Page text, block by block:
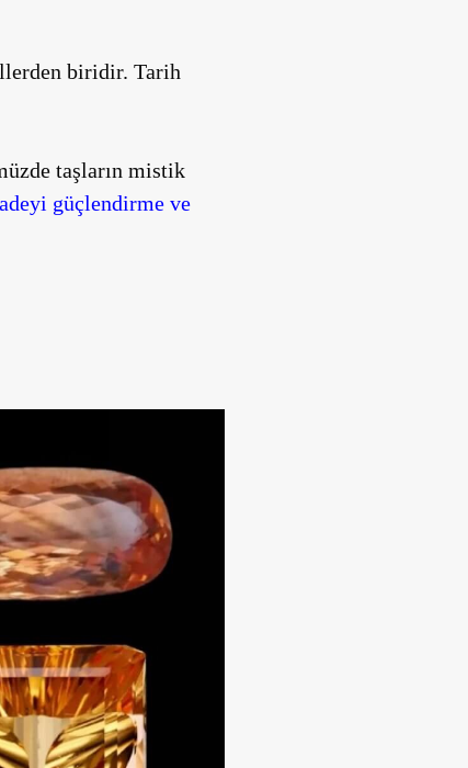
biridir. Tarih
taşların mistik
güçlendirme ve